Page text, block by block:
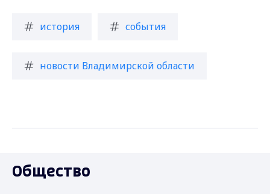
история события
новости Владимирской области
Общество